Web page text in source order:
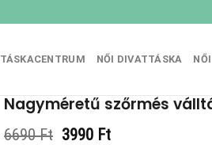
TÁSKACENTRUM NŐI DIVATTÁSKA
Nagyméretű szőrmés
6690Ft Original
3990 FtCurrent